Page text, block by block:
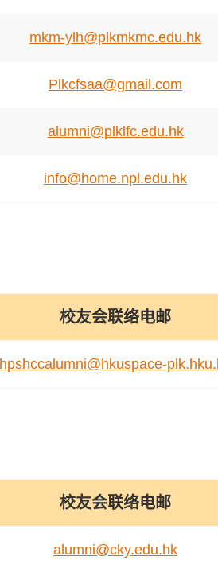
mkm-ylh@plkmkmc.edu.hk
Plkcfsaa@gmail.com
alumni@plklfc.edu.hk
info@home.npl.edu.hk
校友会联络电邮
hpshccalumni@hkuspace-
校友会联络电邮
alumni@cky.edu.hk